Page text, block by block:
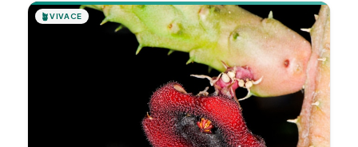
🪴VIVACE